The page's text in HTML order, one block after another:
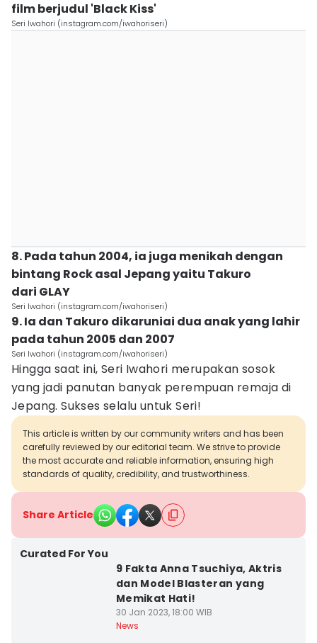
film berjudul 'Black Kiss'
Seri Iwahori (instagram.com/iwahoriseri)
8. Pada tahun 2004, ia juga menikah dengan
bintang Rock asal Jepang yaitu Takuro
dari GLAY
Seri Iwahori (instagram.com/iwahoriseri)
9. Ia dan Takuro dikaruniai dua anak yang lahir
pada tahun 2005 dan 2007
Seri Iwahori (instagram.com/iwahoriseri)
Hingga saat ini, Seri Iwahori merupakan sosok
yang jadi panutan banyak perempuan remaja di
Jepang. Sukses selalu untuk Seri!
This article is written by our community writers and has been
carefully reviewed by our editorial team. We strive to provide
the most accurate and reliable information, ensuring high
standards of quality, credibility, and trustworthiness.
Share Article
Curated For You
9 Fakta Anna Tsuchiya, Aktris
dan Model Blasteran yang
Memikat Hati!
30 Jan 2023, 18:00 WIB
News